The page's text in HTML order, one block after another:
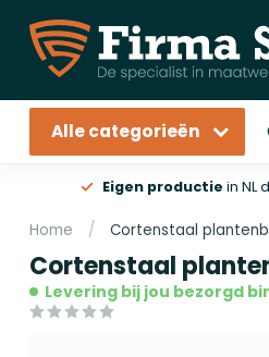
Alle categorieën
Eigen productie in NL
Home / Cortenstaal
Cortenstaal
Levering bij jou bezorgd